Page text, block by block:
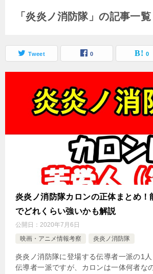
「炎炎ノ消防隊」の記事一覧
Tweet 0 0
炎炎ノ消防隊カロンの正体まとめ！
でどれくらい強いかも解説
公開日： 2020年7月6日
映画・アニメ情報考察
炎炎ノ消防隊
炎炎ノ消防隊に登場する伝導者一派の1
伝導者一派ですが、カロンは一体何者